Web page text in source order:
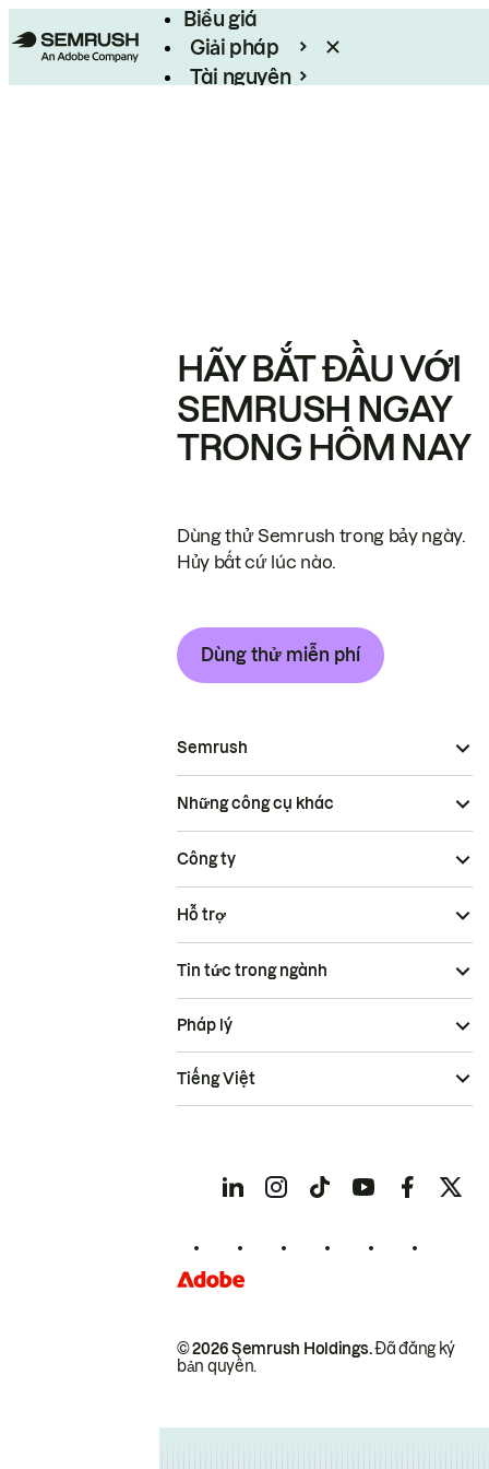
Biểu giá
Giải pháp
Tài nguyên
HÃY BẮT ĐẦU VỚI
SEMRUSH NGAY
TRONG HÔM NAY
Dùng thử Semrush trong bảy ngày.
Hủy bất cứ lúc nào.
Dùng thử miễn phí
Semrush
Những công cụ khác
Công ty
Hỗ trợ
Tin tức trong ngành
© 2026 Semrush Holdings.Đã đăng ký
bản quyền.
Pháp lý
Tiếng Việt